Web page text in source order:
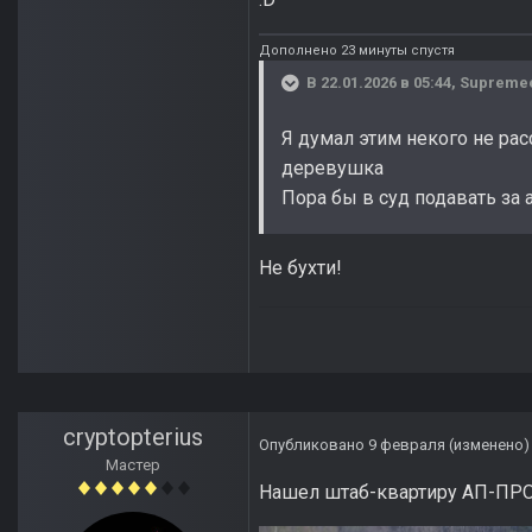
Дополнено 23 минуты спустя
В 22.01.2026 в 05:44,
Я думал этим некого не
деревушка
Пора бы в суд подавать за
Не бухти!
cryptopterius
Мастер
Опубликовано 9 февраля (изменено)
Нашел штаб-квартиру АП-